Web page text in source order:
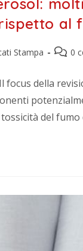
al
Stampa 0
della
del fumo